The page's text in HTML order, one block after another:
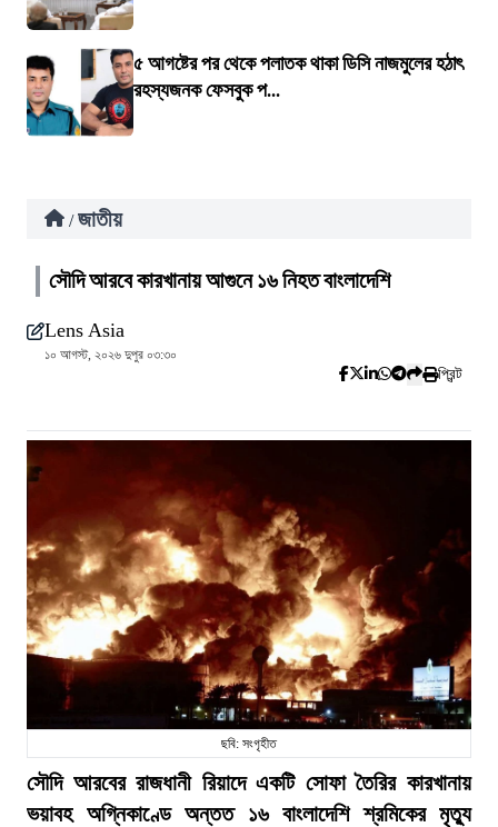
৫ আগষ্টের পর থেকে পলাতক থাকা ডিসি নাজমুলের হঠাৎ
রহস্যজনক ফেসবুক প...
/ জাতীয়
সৌদি আরবে কারখানায় আগুনে ১৬ নিহত বাংলাদেশি
Lens Asia
১০ আগস্ট, ২০২৬ দুপুর ০৩:৩০
প্রিন্ট
ছবি: সংগৃহীত
সৌদি আরবের রাজধানী রিয়াদে একটি সোফা তৈরির কারখানায়
ভয়াবহ অগ্নিকাণ্ডে অন্তত ১৬ বাংলাদেশি শ্রমিকের মৃত্যু